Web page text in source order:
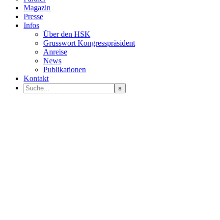
Magazin
Presse
Infos
Über den HSK
Grusswort Kongresspräsident
Anreise
News
Publikationen
Kontakt